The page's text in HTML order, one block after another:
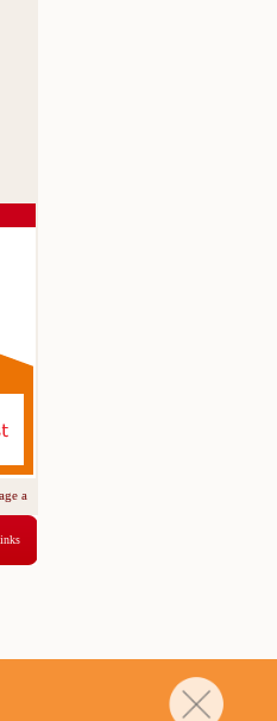
ab nur 5,95 € für 3 Tage!